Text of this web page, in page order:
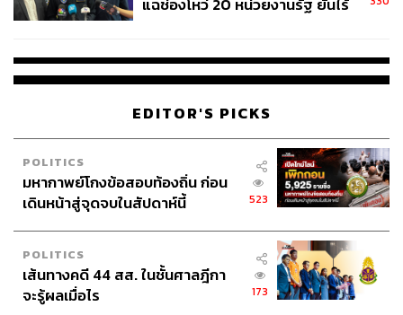
แฉช่องโหว่ 20 หน่วยงานรัฐ ยันไร้
EDITOR'S PICKS
POLITICS
มหากาพย์โกงข้อสอบท้องถิ่น ก่อน
เดินหน้าสู่จุดจบในสัปดาห์นี้
523
POLITICS
เส้นทางคดี 44 สส. ในชั้นศาลฎีกา
จะรู้ผลเมื่อไร
173